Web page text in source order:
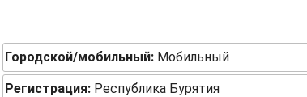
Городской/мобильный: Мобильный
Регистрация: Республика Бурятия